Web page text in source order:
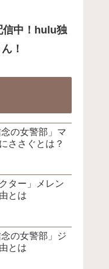
信中！hulu独
！
念の女警部」マ
ささぐとは？
ター」メレン
とは
念の女警部」ジ
とは